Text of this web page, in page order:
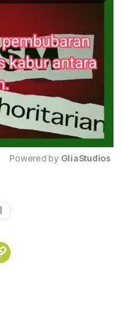
Powered by GliaStudios